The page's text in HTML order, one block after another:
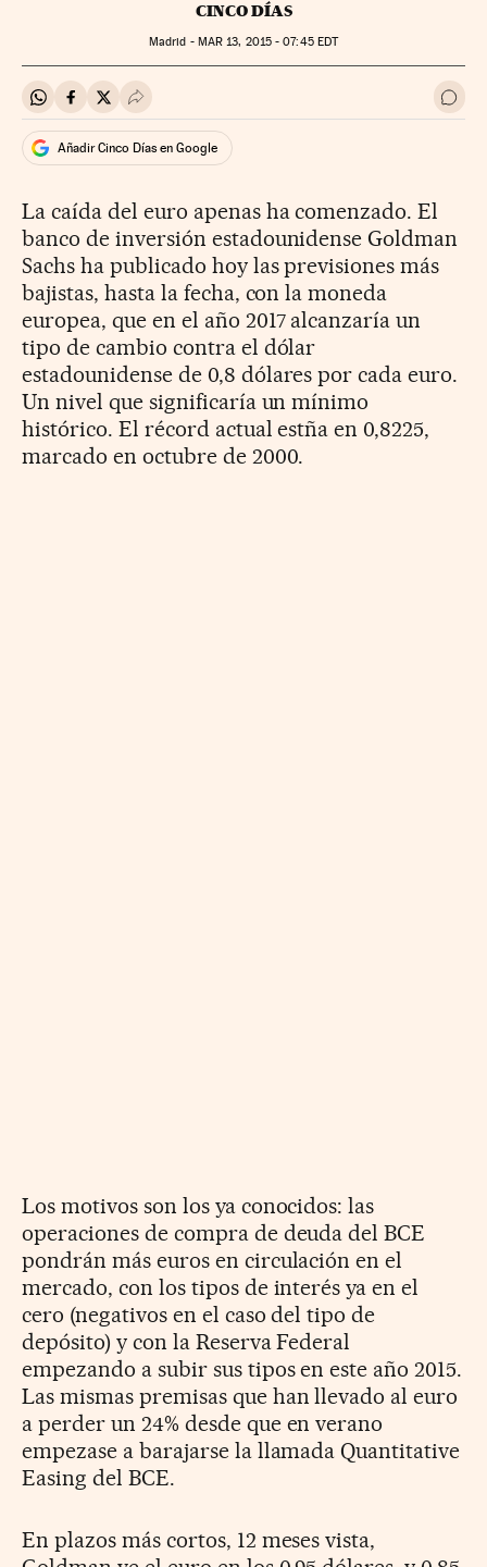
CINCO DÍAS
Madrid - MAR 13, 2015 - 07:45EDT
Compartir en Whatsapp
Compartir en Facebook
Compartir en Twitter
Desplegar Redes Sociales Ir a
Añadir Cinco Días en Google
La caída del euro apenas ha comenzado. El
banco de inversión estadounidense Goldman
Sachs ha publicado hoy las previsiones más
bajistas, hasta la fecha, con la moneda
europea, que en el año 2017 alcanzaría un
tipo de cambio contra el dólar
estadounidense de 0,8 dólares por cada euro.
Un nivel que significaría un mínimo
histórico. El récord actual estña en 0,8225,
marcado en octubre de 2000.
Los motivos son los ya conocidos: las
operaciones de compra de deuda del BCE
pondrán más euros en circulación en el
mercado, con los tipos de interés ya en el
cero (negativos en el caso del tipo de
depósito) y con la Reserva Federal
empezando a subir sus tipos en este año 2015.
Las mismas premisas que han llevado al euro
a perder un 24% desde que en verano
empezase a barajarse la llamada Quantitative
Easing del BCE.
En plazos más cortos, 12 meses vista,